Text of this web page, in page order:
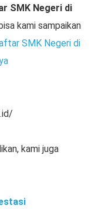
SMK Negeri di
kami sampaikan
SMK Negeri di
kami juga